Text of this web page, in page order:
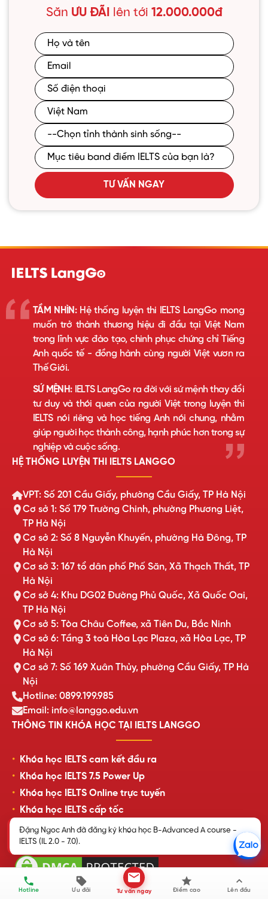
Săn ƯU ĐÃI lên tới 12.000.000đ
TƯ VẤN NGAY
Hotline Ưu đãi Tư vấn ngay Điểm cao Lên đầu
Đặng Ngoc Anh đã đăng ký khóa học B-Advanced A course -
IELTS (IL 2.0 - 7.0).
TẦM NHÌN:Hệ thống luyện thi IELTS LangGo mong
muốn trở thành thương hiệu đi đầu tại Việt Nam
trong lĩnh vực đào tạo, chinh phục chứng chỉ Tiếng
Anh quốc tế - đồng hành cùng người Việt vươn ra
Thế Giới.
SỨ MỆNH:IELTS LangGo ra đời với sứ mệnh thay đổi
tư duy và thói quen của người Việt trong luyện thi
IELTS nói riêng và học tiếng Anh nói chung, nhằm
giúp người học thành công, hạnh phúc hơn trong sự
nghiệp và cuộc sống.
HỆ THỐNG LUYỆN THI IELTS LANGGO
VPT: Số 201 Cầu Giấy, phường Cầu Giấy, TP Hà Nội
Cơ sở 1: Số 179 Trường Chinh, phường Phương Liệt,
TP Hà Nội
Cơ sở 2: Số 8 Nguyễn Khuyến, phường Hà Đông, TP
Hà Nội
Cơ sở 3: 167 tổ dân phố Phố Săn, Xã Thạch Thất, TP
Hà Nội
Cơ sở 4: Khu DG02 Đường Phủ Quốc, Xã Quốc Oai,
TP Hà Nội
Cơ sở 5: Tòa Châu Coffee, xã Tiên Du, Bắc Ninh
Cơ sở 6: Tầng 3 toà Hòa Lạc Plaza, xã Hòa Lạc, TP
Hà Nội
Cơ sở 7: Số 169 Xuân Thủy, phường Cầu Giấy, TP Hà
Nội
Hotline: 0899.199.985
Email: info@langgo.edu.vn
THÔNG TIN KHÓA HỌC TẠI IELTS LANGGO
Khóa học IELTS cam kết đầu ra
Khóa học IELTS 7.5 Power Up
Khóa học IELTS Online trực tuyến
Khóa học IELTS cấp tốc
Lịch khai giảng lớp học mới nhất
Review của học viên LangGo